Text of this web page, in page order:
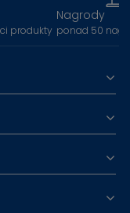
produkty
Nagrody
ponad 50